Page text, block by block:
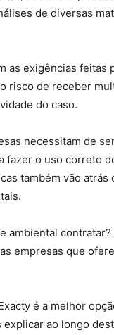
de diversas
as exigências feitas
risco de receber
do caso.
necessitam de
fazer o uso correto
também vão
ambiental
empresas que
é a melhor
explicar ao longo